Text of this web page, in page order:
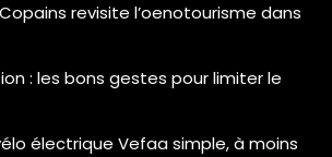
revisite l’oenotourisme dans
: les bons gestes pour limiter le
électrique Vefaa simple, à moins